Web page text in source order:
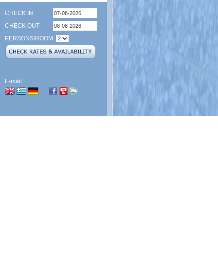
CHECK IN
CHECK OUT
PERSONS/ROOM
E-mail: